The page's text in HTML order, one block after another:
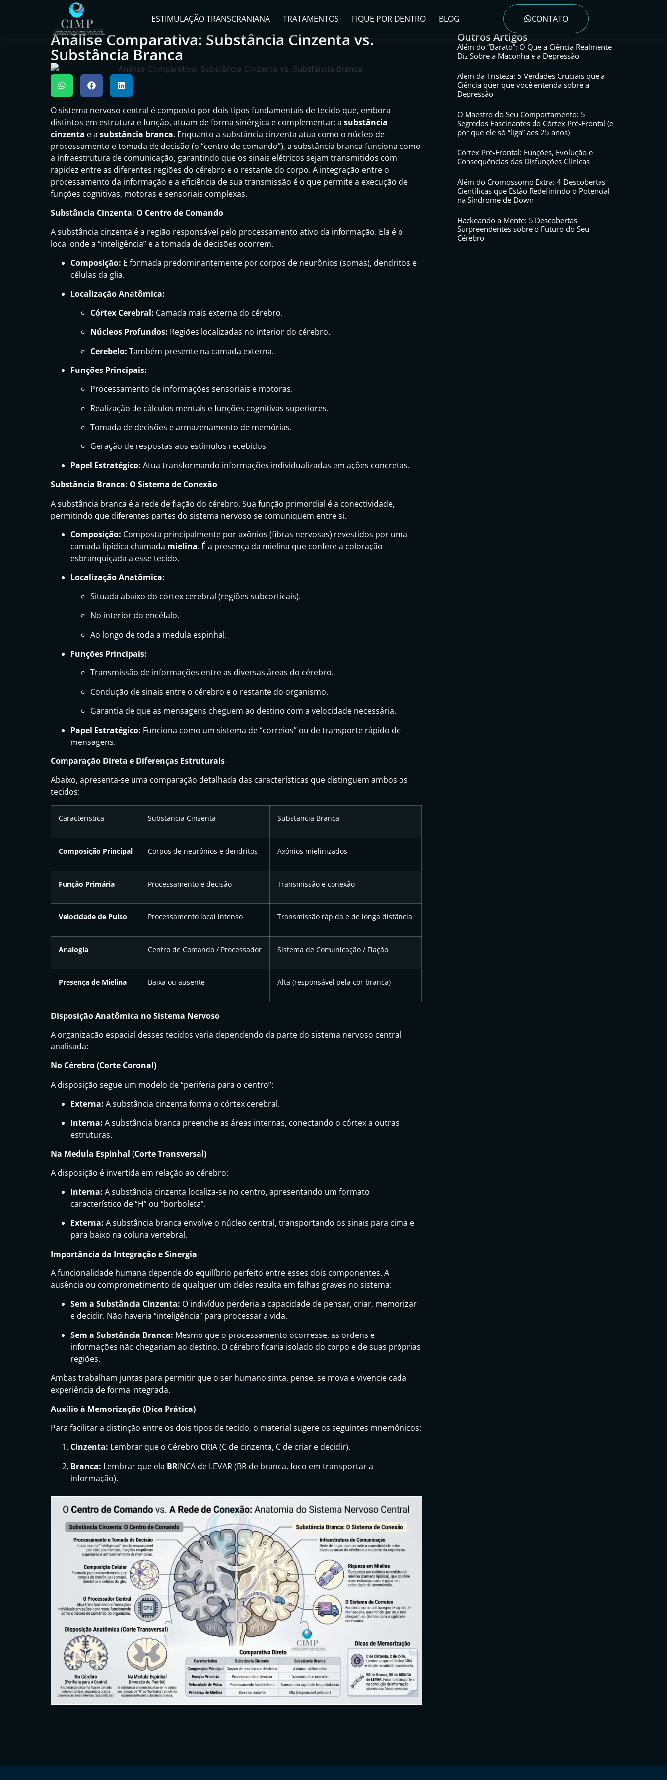
ESTIMULAÇÃO TRANSCRANIANA TRATAMENTOS FIQUE POR DENTRO BLOG CONTATO
Análise Comparativa: Substância Cinzenta vs.
Substância Branca
O sistema nervoso central é composto por dois tipos fundamentais de tecido que, embora
distintos em estrutura e função, atuam de forma sinérgica e complementar: a substância
cinzenta e a substância branca. Enquanto a substância cinzenta atua como o núcleo de
processamento e tomada de decisão (o “centro de comando”), a substância branca funciona como
a infraestrutura de comunicação, garantindo que os sinais elétricos sejam transmitidos com
rapidez entre as diferentes regiões do cérebro e o restante do corpo. A integração entre o
processamento da informação e a eficiência de sua transmissão é o que permite a execução de
funções cognitivas, motoras e sensoriais complexas.
Substância Cinzenta: O Centro de Comando
A substância cinzenta é a região responsável pelo processamento ativo da informação. Ela é o
local onde a “inteligência” e a tomada de decisões ocorrem.
Composição: É formada predominantemente por corpos de neurônios (somas), dendritos e
células da glia.
Localização Anatômica:
Córtex Cerebral: Camada mais externa do cérebro.
Núcleos Profundos: Regiões localizadas no interior do cérebro.
Cerebelo: Também presente na camada externa.
Funções Principais:
Processamento de informações sensoriais e motoras.
Realização de cálculos mentais e funções cognitivas superiores.
Tomada de decisões e armazenamento de memórias.
Geração de respostas aos estímulos recebidos.
Papel Estratégico: Atua transformando informações individualizadas em ações concretas.
Substância Branca: O Sistema de Conexão
A substância branca é a rede de fiação do cérebro. Sua função primordial é a conectividade,
permitindo que diferentes partes do sistema nervoso se comuniquem entre si.
Composição: Composta principalmente por axônios (fibras nervosas) revestidos por uma
camada lipídica chamada mielina. É a presença da mielina que confere a coloração
esbranquiçada a esse tecido.
Localização Anatômica:
Situada abaixo do córtex cerebral (regiões subcorticais).
No interior do encéfalo.
Ao longo de toda a medula espinhal.
Funções Principais:
Transmissão de informações entre as diversas áreas do cérebro.
Condução de sinais entre o cérebro e o restante do organismo.
Garantia de que as mensagens cheguem ao destino com a velocidade necessária.
Papel Estratégico: Funciona como um sistema de “correios” ou de transporte rápido de
mensagens.
Comparação Direta e Diferenças Estruturais
Abaixo, apresenta-se uma comparação detalhada das características que distinguem ambos os
tecidos:
Característica Substância Cinzenta Substância Branca
Composição Principal Corpos de neurônios e dendritos Axônios mielinizados
Função Primária Processamento e decisão Transmissão e conexão
Velocidade de Pulso Processamento local intenso Transmissão rápida e de longa distância
Analogia Centro de Comando / Processador Sistema de Comunicação / Fiação
Presença de Mielina Baixa ou ausente Alta (responsável pela cor branca)
Disposição Anatômica no Sistema Nervoso
A organização espacial desses tecidos varia dependendo da parte do sistema nervoso central
analisada:
No Cérebro (Corte Coronal)
A disposição segue um modelo de “periferia para o centro”:
Externa: A substância cinzenta forma o córtex cerebral.
Interna: A substância branca preenche as áreas internas, conectando o córtex a outras
estruturas.
Na Medula Espinhal (Corte Transversal)
A disposição é invertida em relação ao cérebro:
Interna: A substância cinzenta localiza-se no centro, apresentando um formato
característico de “H” ou “borboleta”.
Externa: A substância branca envolve o núcleo central, transportando os sinais para cima e
para baixo na coluna vertebral.
Importância da Integração e Sinergia
A funcionalidade humana depende do equilíbrio perfeito entre esses dois componentes. A
ausência ou comprometimento de qualquer um deles resulta em falhas graves no sistema:
Sem a Substância Cinzenta: O indivíduo perderia a capacidade de pensar, criar, memorizar
e decidir. Não haveria “inteligência” para processar a vida.
Sem a Substância Branca: Mesmo que o processamento ocorresse, as ordens e
informações não chegariam ao destino. O cérebro ficaria isolado do corpo e de suas próprias
regiões.
Ambas trabalham juntas para permitir que o ser humano sinta, pense, se mova e vivencie cada
experiência de forma integrada.
Auxílio à Memorização (Dica Prática)
Para facilitar a distinção entre os dois tipos de tecido, o material sugere os seguintes mnemônicos:
Cinzenta: Lembrar que o Cérebro CRIA (C de cinzenta, C de criar e decidir).
Branca: Lembrar que ela BRINCA de LEVAR (BR de branca, foco em transportar a
informação).
Outros Artigos
Além do “Barato”: O Que a Ciência Realmente
Diz Sobre a Maconha e a Depressão
Além da Tristeza: 5 Verdades Cruciais que a
Ciência quer que você entenda sobre a
Depressão
O Maestro do Seu Comportamento: 5
Segredos Fascinantes do Córtex Pré-Frontal (e
por que ele só “liga” aos 25 anos)
Córtex Pré-Frontal: Funções, Evolução e
Consequências das Disfunções Clínicas
Além do Cromossomo Extra: 4 Descobertas
Científicas que Estão Redefinindo o Potencial
na Síndrome de Down
Hackeando a Mente: 5 Descobertas
Surpreendentes sobre o Futuro do Seu
Cérebro